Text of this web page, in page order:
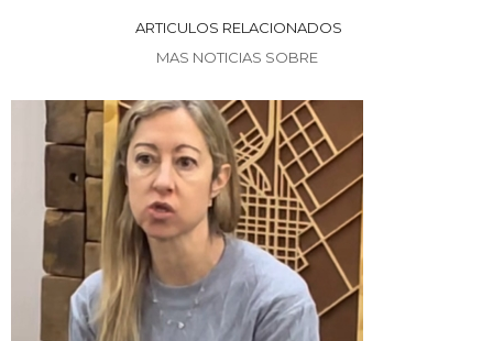
ARTICULOS RELACIONADOS
MAS NOTICIAS SOBRE